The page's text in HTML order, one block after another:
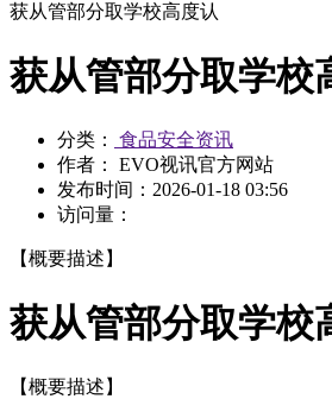
获从管部分取学校高度认
获从管部分取学校
分类：
食品安全资讯
作者： EVO视讯官方网站
发布时间： 2026-01-18 03:56
访问量：
【概要描述】
获从管部分取学校
【概要描述】